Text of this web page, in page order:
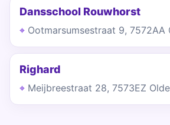
Dansschool Rouwhorst
Ootmarsumsestraat 9, 7572AA
Righard
Meijbreestraat 28, 7573EZ